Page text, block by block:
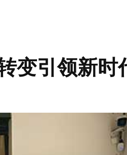
变引领新时